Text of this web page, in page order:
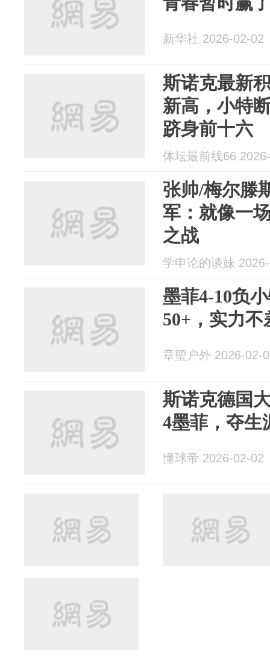
新华社 2026-02-02
斯诺克最新
新高，小特
跻身前十六
体坛最前线66
张帅/梅尔滕
军：就像一
之战
学申论的谈妹
墨菲4-10负
50+，实力
章蠞户外 2026-02-
斯诺克德国
4墨菲，夺生
懂球帝 2026-02-02